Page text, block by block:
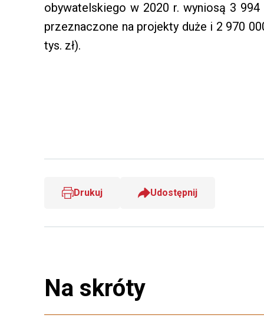
obywatelskiego w 2020 r. wyniosą 3
przeznaczone na projekty duże i 2 970
tys. zł).
Drukuj Udostępnij
Na skróty